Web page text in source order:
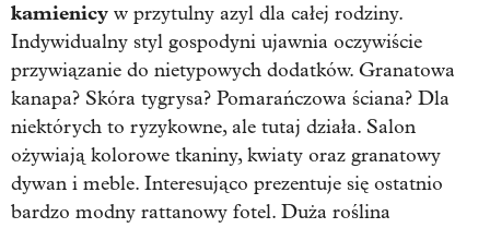
kamienicy w przytulny azyl dla całej rodziny.
Indywidualny styl gospodyni ujawnia oczywiście
przywiązanie do nietypowych dodatków. Granatowa
kanapa? Skóra tygrysa? Pomarańczowa ściana? Dla
niektórych to ryzykowne, ale tutaj działa. Salon
ożywiają kolorowe tkaniny, kwiaty oraz granatowy
dywan i meble. Interesująco prezentuje się ostatnio
bardzo modny rattanowy fotel. Duża roślina